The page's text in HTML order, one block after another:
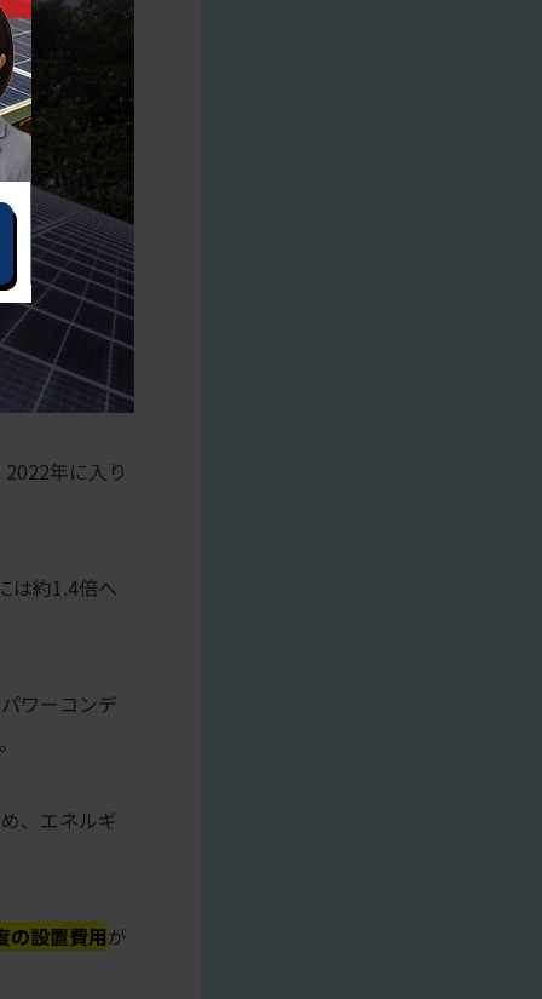
年に入り
は約1.4倍へ
ワーコンデ
、エネルギ
の設置費用が